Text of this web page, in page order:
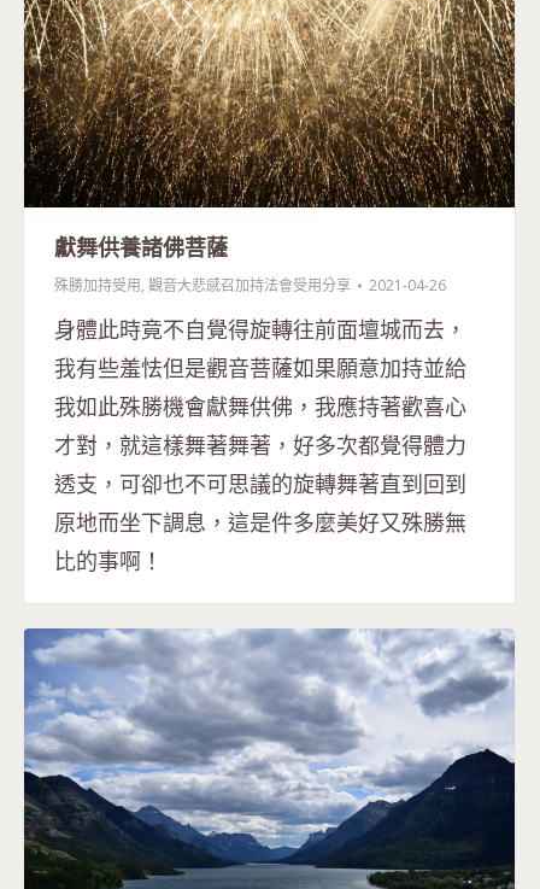
獻舞供養諸佛菩薩
殊勝加持受用, 觀音大悲感召加持法會受用分享 2021-04-26
身體此時竟不自覺得旋轉往前面壇城而去，
我有些羞怯但是觀音菩薩如果願意加持並給
我如此殊勝機會獻舞供佛，我應持著歡喜心
才對，就這樣舞著舞著，好多次都覺得體力
透支，可卻也不可思議的旋轉舞著直到回到
原地而坐下調息，這是件多麼美好又殊勝無
比的事啊！